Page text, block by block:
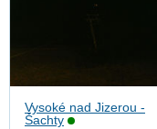
Vysoké nad Jizerou -
Šachty